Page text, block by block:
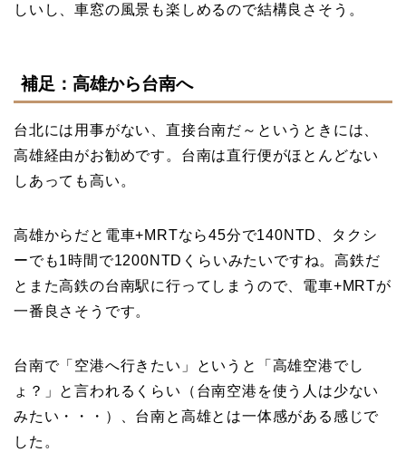
しいし、車窓の風景も楽しめるので結構良さそう。
補足：高雄から台南へ
台北には用事がない、直接台南だ～というときには、
高雄経由がお勧めです。台南は直行便がほとんどない
しあっても高い。
高雄からだと電車+MRTなら45分で140NTD、タクシ
ーでも1時間で1200NTDくらいみたいですね。高鉄だ
とまた高鉄の台南駅に行ってしまうので、電車+MRTが
一番良さそうです。
台南で「空港へ行きたい」というと「高雄空港でし
ょ？」と言われるくらい（台南空港を使う人は少ない
みたい・・・）、台南と高雄とは一体感がある感じで
した。